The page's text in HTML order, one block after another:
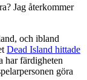
Jag återkommer
och ibland
Dead Island hittade
har färdigheten
göra